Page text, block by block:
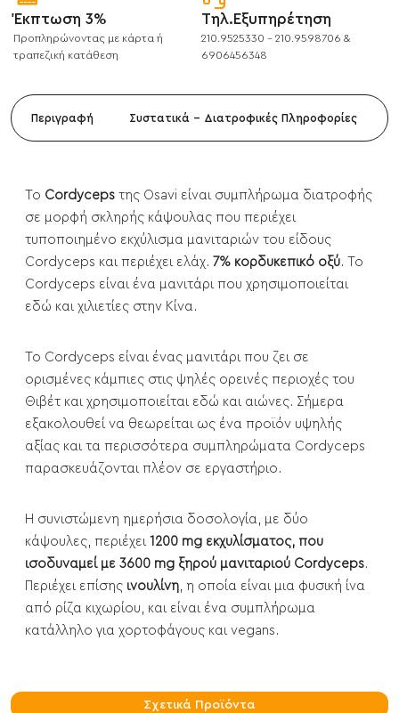
Έκπτωση 3%
Προπληρώνοντας με κάρτα ή
τραπεζική κατάθεση
Τηλ.Εξυπηρέτηση
210.9525330 - 210.9598706 &
6906456348
Περιγραφή Συστατικά - Διατροφικές Πληροφορίες
To Cordyceps της Osavi είναι συμπλήρωμα διατροφής
σε μορφή σκληρής κάψουλας που περιέχει
τυποποιημένο εκχύλισμα μανιταριών του είδους
Cordyceps και περιέχει ελάχ. 7% κορδυκεπικό οξύ. Το
Cordyceps είναι ένα μανιτάρι που χρησιμοποιείται
εδώ και χιλιετίες στην Κίνα.
Το Cordyceps είναι ένας μανιτάρι που ζει σε
ορισμένες κάμπιες στις ψηλές ορεινές περιοχές του
Θιβέτ και χρησιμοποιείται εδώ και αιώνες. Σήμερα
εξακολουθεί να θεωρείται ως ένα προϊόν υψηλής
αξίας και τα περισσότερα συμπληρώματα Cordyceps
παρασκευάζονται πλέον σε εργαστήριο.
Η συνιστώμενη ημερήσια δοσολογία, με δύο
κάψουλες, περιέχει 1200 mg εκχυλίσματος, που
ισοδυναμεί με 3600 mg ξηρού μανιταριού Cordyceps.
Περιέχει επίσης ινουλίνη, η οποία είναι μια φυσική ίνα
από ρίζα κιχωρίου, και είναι ένα συμπλήρωμα
κατάλληλο για χορτοφάγους και vegans.
Σχετικά Προϊόντα